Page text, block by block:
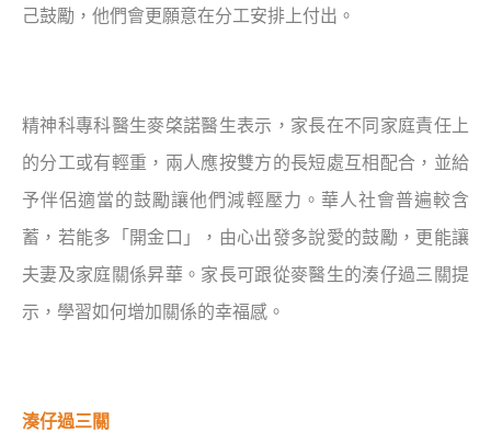
己鼓勵，他們會更願意在分工安排上付出。
精神科專科醫生麥棨諾醫生表示，家長在不同家庭責任上
的分工或有輕重，兩人應按雙方的長短處互相配合，並給
予伴侶適當的鼓勵讓他們減輕壓力。華人社會普遍較含
蓄，若能多「開金口」，由心出發多說愛的鼓勵，更能讓
夫妻及家庭關係昇華。家長可跟從麥醫生的湊仔過三關提
示，學習如何增加關係的幸福感。
湊仔過三關